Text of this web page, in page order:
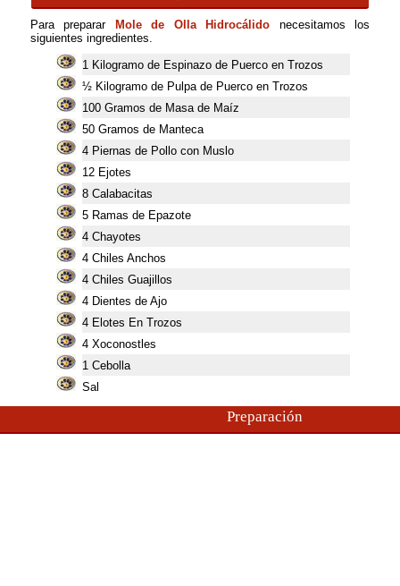
Para preparar Mole de Olla Hidrocálido necesitamos los
siguientes ingredientes.
1 Kilogramo de Espinazo de Puerco en Trozos
½ Kilogramo de Pulpa de Puerco en Trozos
100 Gramos de Masa de Maíz
50 Gramos de Manteca
4 Piernas de Pollo con Muslo
12 Ejotes
8 Calabacitas
5 Ramas de Epazote
4 Chayotes
4 Chiles Anchos
4 Chiles Guajillos
4 Dientes de Ajo
4 Elotes En Trozos
4 Xoconostles
1 Cebolla
Sal
Preparación